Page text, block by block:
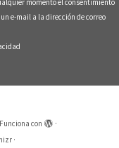
momento el consentimiento
e-mail a la dirección de correo
Funciona con
·
·